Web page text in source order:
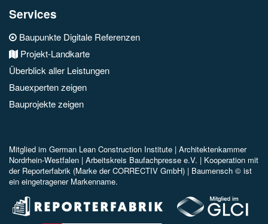
Services
Baupunkte Digitale Referenzen
Projekt-Landkarte
Überblick aller Leistungen
Bauexperten zeigen
Bauprojekte zeigen
Mitglied im German Lean Construction Institute | Architektenkammer
Nordrhein-Westfalen | Arbeitskreis Baufachpresse e.V. | Kooperation mit
der Reporterfabrik (Marke der CORRECTIV GmbH) | Baumensch © ist
ein eingetragener Markenname.